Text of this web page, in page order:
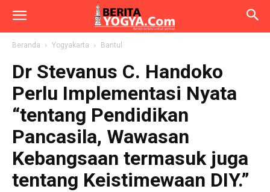
Beranda Yogyakarta Bantul
Dr Stevanus C. Handoko
Perlu Implementasi Nyata
“tentang Pendidikan
Pancasila, Wawasan
Kebangsaan termasuk juga
tentang Keistimewaan DIY.”